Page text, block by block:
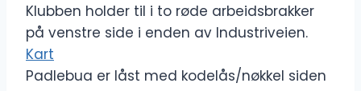
Klubben holder til i to røde arbeidsbrakker
på venstre side i enden av Industriveien.
Kart
Padlebua er låst med kodelås/nøkkel siden